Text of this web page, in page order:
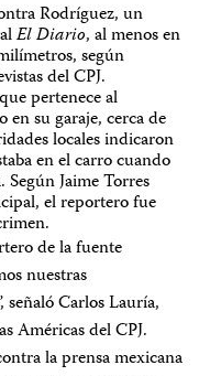
Rodríguez, un
El Diario, al menos en
según
del CPJ.
pertenece al
en su garaje, cerca de
locales indicaron
en el carro cuando
Jaime Torres
el reportero fue
de la fuente
nuestras
señaló Carlos Lauría,
Américas del CPJ.
la prensa mexicana